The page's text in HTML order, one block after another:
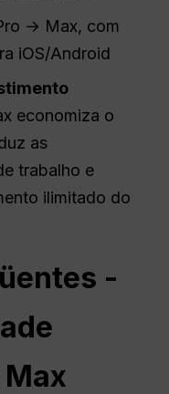
→ Max, com
iOS/Android
economiza o
as
trabalho e
ilimitado do
-
Max